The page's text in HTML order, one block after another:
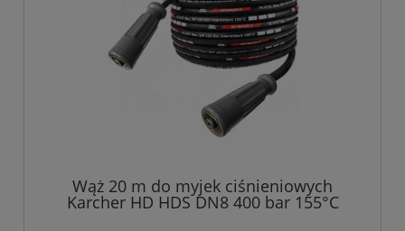
Wąż 20 m do myjek ciśnieniowych
Karcher HD HDS DN8 400 bar 155°C